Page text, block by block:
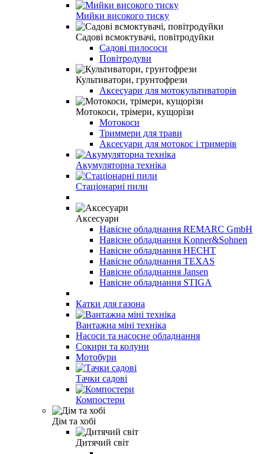
Мийки високого тиску
Садові всмоктувачі, повітродуйки
Садові пилососи
Повітродуви
Культиватори, грунтофрези
Аксесуари для мотокультиваторів
Мотокоси, трімери, кущорізи
Мотокоси
Триммери для трави
Аксесуари для мотокос і тримерів
Акумуляторна техніка
Стаціонарні пили
Аксесуари
Навісне обладнання REMARC GmbH
Навісне обладнання Konner&Sohnen
Навісне обладнання HECHT
Навісне обладнання TEXAS
Навісне обладнання Jansen
Навісне обладнання STIGA
Катки для газона
Вантажна міні техніка
Насоси та насосне обладнання
Сокири та колуни
Мотобури
Тачки садові
Компостери
Дім та хобі
Дитячий світ